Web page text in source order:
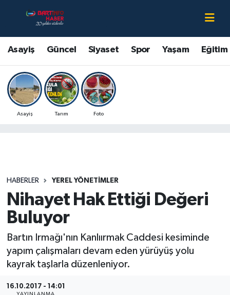
Asayiş Güncel Siyaset Spor Yaşam Eğitim
Asayiş Tarım Foto
HABERLER YEREL YÖNETIMLER
Nihayet Hak Ettiği Değeri
Buluyor
Bartın Irmağı'nın Kanlıırmak Caddesi kesiminde
yapım çalışmaları devam eden yürüyüş yolu
kayrak taşlarla düzenleniyor.
16.10.2017 - 14:01
YAYINLANMA
Asayiş
Bartın Hakkında
Çevre
Eğitim
Kültür-Sanat
Magazin
Medya
Bartın Nöbetçi Eczaneler
Bartın Hava Durumu
Bartin Namaz Vakitleri
Bartın Trafik Yoğunluk Haritası
Son Dakika Haberleri
Haber Arşivi